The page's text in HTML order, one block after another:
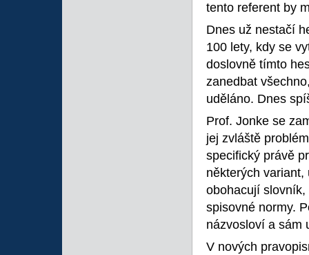
tento referent by
Dnes už nestačí
100 lety, kdy se
doslovně tímto
zanedbat
uděláno. Dnes
Prof. Jonke se
jej zvláště
specifický právě
některých
obohacují
spisovné normy.
názvosloví a sám
V nových